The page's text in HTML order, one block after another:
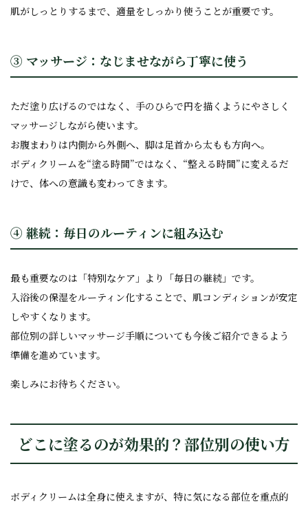
肌がしっとりするまで、適量をしっかり使うことが重要です。
③ マッサージ：なじませながら丁寧に使う
ただ塗り広げるのではなく、手のひらで円を描くようにやさしく
マッサージしながら使います。
お腹まわりは内側から外側へ、脚は足首から太もも方向へ。
ボディクリームを“塗る時間”ではなく、“整える時間”に変えるだ
けで、体への意識も変わってきます。
④ 継続：毎日のルーティンに組み込む
最も重要なのは「特別なケア」より「毎日の継続」です。
入浴後の保湿をルーティン化することで、肌コンディションが安定
しやすくなります。
部位別の詳しいマッサージ手順についても今後ご紹介できるよう
準備を進めています。
楽しみにお待ちください。
どこに塗るのが効果的？部位別の使い方
ボディクリームは全身に使えますが、特に気になる部位を重点的